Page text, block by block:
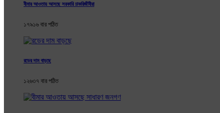
বীমার আওতায় আসছে সরকারি চাকরিজীবীরা
১৭৯১৬ বার পঠিত
রডের দাম বাড়ছে
১২৬৩৭ বার পঠিত